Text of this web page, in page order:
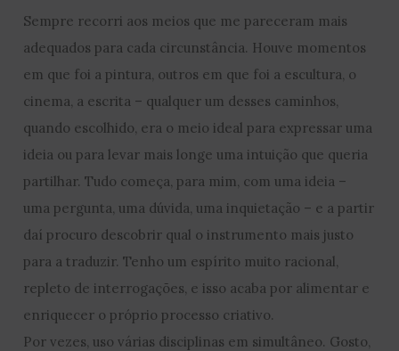
Sempre recorri aos meios que me pareceram mais
adequados para cada circunstância. Houve momentos
em que foi a pintura, outros em que foi a escultura, o
cinema, a escrita – qualquer um desses caminhos,
quando escolhido, era o meio ideal para expressar uma
ideia ou para levar mais longe uma intuição que queria
partilhar. Tudo começa, para mim, com uma ideia –
uma pergunta, uma dúvida, uma inquietação – e a partir
daí procuro descobrir qual o instrumento mais justo
para a traduzir. Tenho um espírito muito racional,
repleto de interrogações, e isso acaba por alimentar e
enriquecer o próprio processo criativo.
Por vezes, uso várias disciplinas em simultâneo. Gosto,